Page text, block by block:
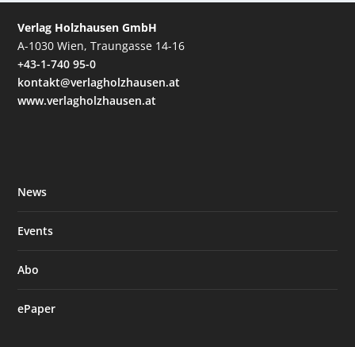
Verlag Holzhausen GmbH
A-1030 Wien, Traungasse 14-16
+43-1-740 95-0
kontakt@verlagholzhausen.at
www.verlagholzhausen.at
News
Events
Abo
ePaper